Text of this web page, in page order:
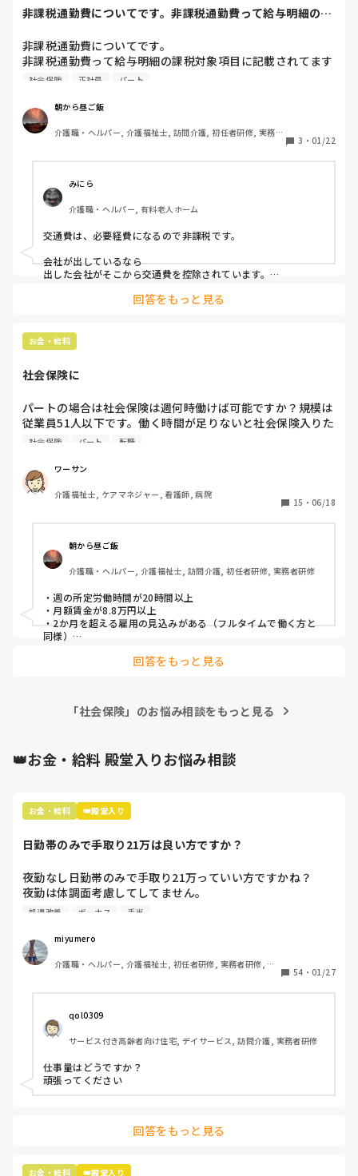
非課税通勤費についてです。非課税通勤費って給与明細の課
非課税通勤費についてです。
非課税通勤費って給与明細の課税対象項目に記載されてます
よねー？
にtelしたんですが、パートさんはほぼ関係ないと思います
が、正社員にとっては、⁇⁇⁇なの知ってますか？
税務署職員が言うには、年末調整で受け取る源泉徴収票の年
収には、非課税。ただし、社会保険、厚生年金には、課税対
象とのこと。って事は、非•課税通勤費って事⁇⁇⁇これって変じ
ゃないですか？
社会保険 正社員 パート
朝から昼ご飯
介護職・ヘルパー, 介護福祉士, 訪問介護, 初任者研修, 実務者
3 ・ 01/22
みにら
介護職・ヘルパー, 有料老人ホーム
交通費は、必要経費になるので非課税です。
会社が出しているなら
出した会社がそこから交通費を控除されています。
自分で出すなら、確定申告で控除されます。
に含まれていません
ん。
回答をもっと見る
お金・給料
社会保険に
パートの場合は社会保険は週何時働けば可能ですか？規模は
従業員51人以下です。働く時間が足りないと社会保険入りた
くても入れませんか？ネットで調べても入りたくない場合ば
社会保険 パート 転職
ワーサン
介護福祉士, ケアマネジャー, 看護師, 病院
15 ・ 06/18
朝から昼ご飯
介護職・ヘルパー, 介護福祉士, 訪問介護, 初任者研修, 実務者研修
・週の所定労働時間が20時間以上
・月額賃金が8.8万円以上
・2か月を超える雇用の見込みがある（フルタイムで働く方と
同様）
上記のどれかが当てはまれば加入となります。
回答をもっと見る
「社会保険」のお悩み相談をもっと見る
👑お金・給料 殿堂入りお悩み相談
お金・給料 👑殿堂入り
日勤帯のみで手取り21万は良い方ですか？
夜勤なし日勤帯のみで手取り21万っていい方ですかね？
夜勤は体調面考慮してしてません。
基本給 18万
資格手当 3万
住宅手当 1万(持ち家の方も)
交通費です。
ボーナスは去年9月にスタートしたばかりの職場だから、次
の夏のボーナスまでわかりません。
夏冬とでるそうです。
16年介護の仕事してきて、やっと20万超えたー！って喜ん
物価高だから、もうちょっと給料あげて欲しい気持ちはあり
処遇改善 ボーナス 手当
miyumero
介護職・ヘルパー, 介護福祉士, 初任者研修, 実務者研修, 小
54 ・ 01/27
qol0309
サービス付き高齢者向け住宅, デイサービス, 訪問介護, 実務者研修
仕事量はどうですか？
頑張ってください
回答をもっと見る
お金・給料 👑殿堂入り